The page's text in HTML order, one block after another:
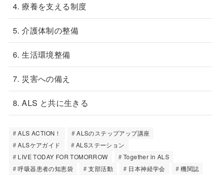
4. 療養を支える制度
5. 介護体制の整備
6. 生活環境整備
7. 災害への備え
8. ALS と共に生きる
ALS ACTION！
ALSのステップアップ講座
ALSケアガイド
ALSステーション
LIVE TODAY FOR TOMORROW
Together in ALS
呼吸器患者の知恵袋
支部活動 日本神経学会
機関誌